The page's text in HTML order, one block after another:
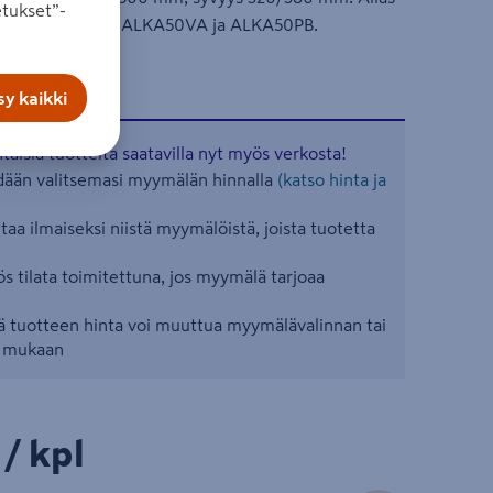
ALKA50VA ja ALKA50PB.
tuotteita saatavilla nyt myös verkosta!
valitsemasi myymälän hinnalla (katso hinta ja
ilmaiseksi niistä myymälöistä, joista tuotetta
tilata toimitettuna, jos myymälä tarjoaa
tuotteen hinta voi muuttua myymälävalinnan tai
kpl
/ kpl
kaikki